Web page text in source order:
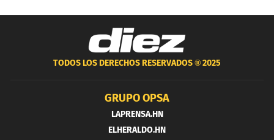
TODOS LOS DERECHOS RESERVADOS ®2025
GRUPO OPSA
LAPRENSA.HN
ELHERALDO.HN